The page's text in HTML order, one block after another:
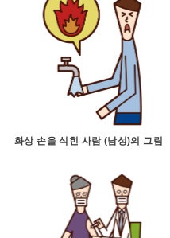
화상 손을 식힌 사람 (남성)의 그림